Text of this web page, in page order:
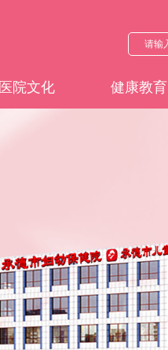
医院文化 健康教育